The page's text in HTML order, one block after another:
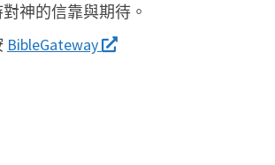
神的信靠與期待。
BibleGateway